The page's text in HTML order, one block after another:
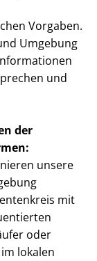
Vorgaben.
Umgebung
und
der
unsere
mit
oder
lokalen